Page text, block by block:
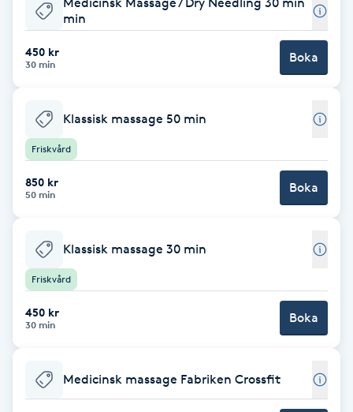
Babylights
Balayage
Bambumassage
Barber
BIAB
Blowout
Brynformning
min
450 kr
30 min Boka
Klassisk massage 50 min
Friskvård
850 kr
50 min Boka
Klassisk massage 30 min
Friskvård
450 kr
30 min Boka
Medicinsk massage Fabriken Crossfit